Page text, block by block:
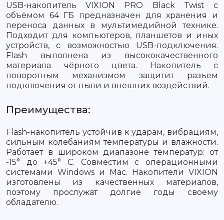
USB-накопитель VIXION PRO Black Twist с
объёмом 64 ГБ предназначен для хранения и
переноса данных в мультимедийной технике.
Подходит для компьютеров, планшетов и иных
устройств, с возможностью USB-подключения.
Flash выполнена из высококачественного
материала чёрного цвета. Накопитель с
поворотным механизмом защитит разъем
подключения от пыли и внешних воздействий.
Преимущества:
Flash-накопитель устойчив к ударам, вибрациям,
сильным колебаниям температуры и влажности.
Работает в широком диапазоне температур: от
-15° до +45° С. Совместим с операционными
системами Windows и Mac. Накопители VIXION
изготовлены из качественных материалов,
поэтому прослужат долгие годы своему
обладателю.